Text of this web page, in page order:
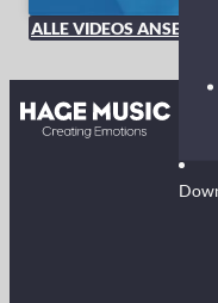
ALLE VIDEOS ANSEHEN